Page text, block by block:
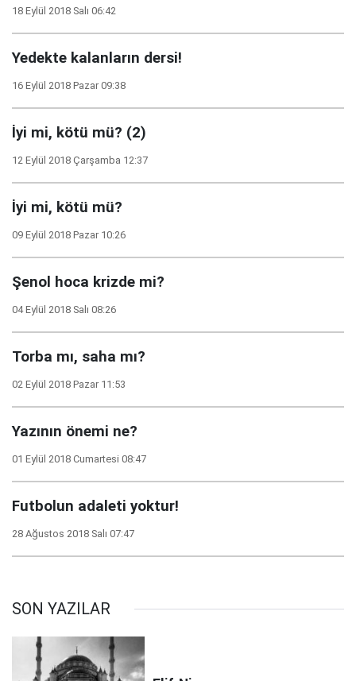
18 Eylül 2018 Salı 06:42
Yedekte kalanların dersi!
16 Eylül 2018 Pazar 09:38
İyi mi, kötü mü? (2)
12 Eylül 2018 Çarşamba 12:37
İyi mi, kötü mü?
09 Eylül 2018 Pazar 10:26
Şenol hoca krizde mi?
04 Eylül 2018 Salı 08:26
Torba mı, saha mı?
02 Eylül 2018 Pazar 11:53
Yazının önemi ne?
01 Eylül 2018 Cumartesi 08:47
Futbolun adaleti yoktur!
28 Ağustos 2018 Salı 07:47
SON YAZILAR